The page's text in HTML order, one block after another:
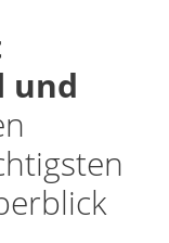
und